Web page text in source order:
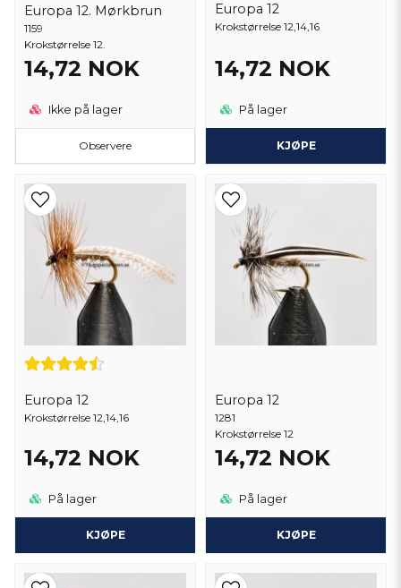
Europa 12. Mørkbrun
1159
Krokstørrelse 12.
14,72 NOK
Ikke på lager
Observere
Europa 12
Krokstørrelse 12,14,16
14,72 NOK
På lager
KJØPE
Europa 12
Krokstørrelse 12,14,16
14,72 NOK
På lager
KJØPE
Europa 12
1281
Krokstørrelse 12
14,72 NOK
På lager
KJØPE